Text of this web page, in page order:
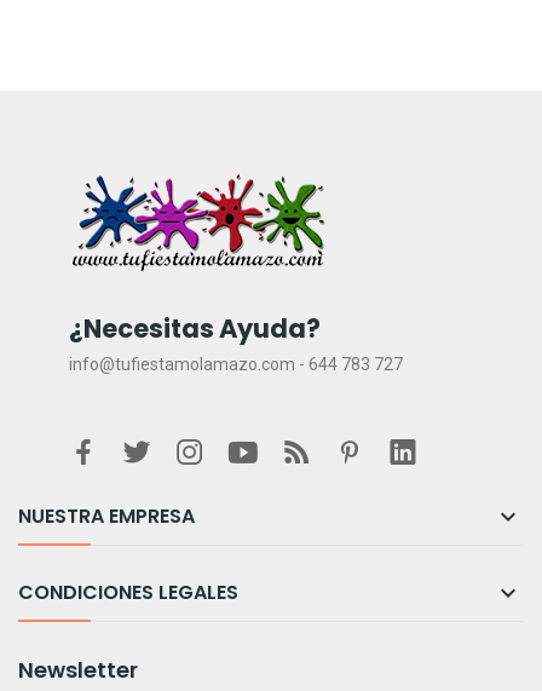
¿Necesitas Ayuda?
info@tufiestamolamazo.com - 644 783 727
NUESTRA EMPRESA 
CONDICIONES LEGALES 
Newsletter